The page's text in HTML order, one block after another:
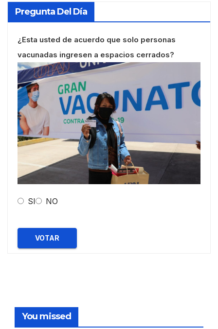
Pregunta Del Día
¿Esta usted de acuerdo que solo personas
vacunadas ingresen a espacios cerrados?
SI NO
VOTAR
You missed